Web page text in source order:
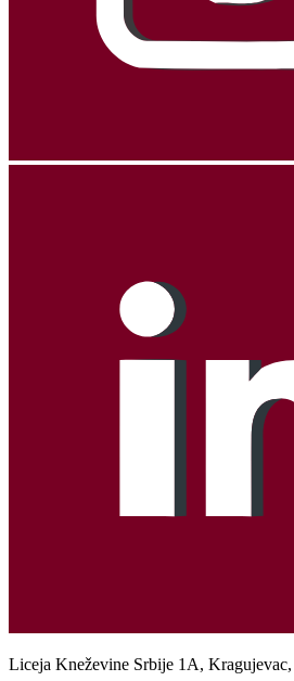
Liceja Kneževine Srbije 1A, Kragujevac,